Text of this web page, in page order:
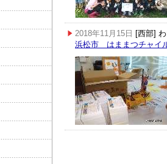
2018年11月15日 [西部]
浜松市 はままつチャイ